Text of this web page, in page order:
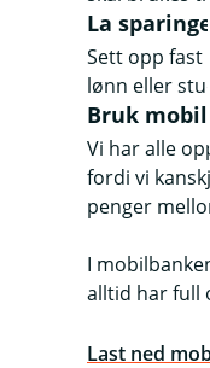
La
Sett opp
lønn eller
Bruk
Vi har alle
fordi vi
penger
I
alltid har full
Last ned